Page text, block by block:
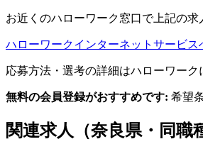
お近くのハローワーク窓口で上記の
ハローワークインターネットサービス
応募方法・選考の詳細はハローワーク
無料の会員登録がおすすめです: 希望
関連求人（奈良県・同職